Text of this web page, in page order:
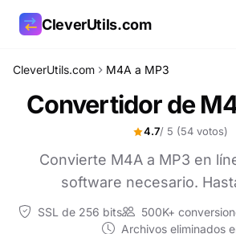
CleverUtils.com
CleverUtils.com M4A a MP3
Convertidor de
4.7/ 5 (54 votos)
Convierte M4A a MP3 en
software necesario.
SSL de 256 bits 500K+
Archivos eliminados
Copiar enlace
Correo electrónico